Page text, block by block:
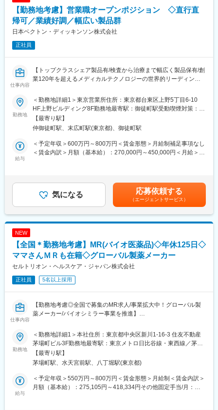
■エリアを跨ぐ転勤なし：
初任地希望だけでなく、エリアを跨いでの転勤はございません。
2ndプロジェクト以降も希望や適性に応じて、アサインを検討い
たします。
■明確な評価制度：
自身の成果や頑張りが客観的に評価され、年収に反映されます。
また、在籍年数が増えると永年勤続報奨金や四半期一時金などの
手当もアップします。つまり、やりがいや努力がきちんと報われ
【キャリアパス】
入社後は希望や経験に応じたプロジェクトに配属します。メーカ
ーからオファーを受けた場合、メーカーに転籍することも可能で
す。オファーや延長依頼があったとしても、別のプロジェクトに
談を通じて、その時々に応じたプロジェクトを提示するなどフレ
キシブルにキャリアが形成できます。その他、本社部門（マネー
【業務内容】
大手製薬会社などを中心としたクライアントのプロジェクトへの
配属です。担当エリアの医療機関（開業医、病院）を訪問して、
医師、薬剤師に課題解決するための医薬品情報を提供、副作用情
報の収集を行っていただきます。
■新薬のプロモーション
■長期収載品の市場拡大
■ジェネリック医薬品のプロモーション
※プロジェクトの状況によっては、選考保留（ご紹介できるプロジ
ェクトが出るまで保留）となる場合もございますのであらかじめ
変更の範囲：会社の定める業務
【勤務地考慮】営業職オープンポジション ◇直行直
帰可／業績好調／幅広い製品群
日本ベクトン・ディッキンソン株式会社
正社員
仕事内容
【トップクラスシェア製品有/検査から治療まで幅広く製品保有/創
業120年を超えるメディカルテクノロジーの世界的リーディング
当社はライフサイエンス分野における検査機器製品、医療機器等
を展開しているグローバル企業です。今回は当社製品のセールス
を担当いただける方を募集しています。
※ご経験、希望に応じて選考部署・エリアをご提案させていただき
ます。
ご希望を応募時に合わせてご連絡ください。
これまでのご経験やご希望に合わせてご紹介いたします。
≪配属部門一例≫
・アドバンスド ペイシェント モニタリング（血行動態モニタリン
・オンコロジー営業部
■職務詳細
※配属部署によりますが、基本的には病院、薬局などへの営業とな
ります。
・医療従事者へのトレーニングなど
■同社の魅力
・当社の診断機器は適切な治療をする上で非常に重要で、高いシ
ェアも持っているなど、医療現場のお客様から高く評価されてい
ます。検査だけに留まらず、臨床医へのフィードバックまで一貫
して携わることができるのも大きなやりがいです。また、目標達
成率だけでなく、会社として定めている注力製品に対してのイン
センティブなどもあります。
勤務地
＜勤務地詳細1＞東京営業所住所：東京都台東区上野5丁目6-10
HF上野ビルディング8F勤務地最寄駅：御徒町駅受動喫煙対策：屋
内全面禁煙＜勤務地詳細2＞全国各地住所：全国 ※ご希望の勤務地
で応相談（出張ベースでの勤務）受動喫煙対策：屋内全面禁煙変
【最寄り駅】
仲御徒町駅、末広町駅(東京都)、御徒町駅
給与
＜予定年収＞600万円～800万円＜賃金形態＞月給制補足事項なし
＜賃金内訳＞月額（基本給）：270,000円～450,000円＜月給＞
ます。賃金はあくまでも目安の金額であり、選考を通じて上下す
る可能性があります。月給(月額)は固定手当を含めた表記です。
気になる 応募依頼する
（エージェントサービス）
NEW
【全国＊勤務地考慮】MR(バイオ医薬品)◇年休125日◇
ママさんＭＲも在籍◇グローバル製薬メーカー
セルトリオン・ヘルスケア・ジャパン株式会社
正社員 5名以上採用
仕事内容
【勤務地考慮◎全国で募集のMR求人/事業拡大中！グローバル製
薬メーカー/バイオシミラー事業を推進】
バイオ医薬品を開発・製造する総合ヘルスケアグループの日本法
人である当社にて、MRを募集いたします。
■業務内容：
・MR職務の担当エリアにおいて当社製品の新規口座開設ならびに
シェアの拡大を目指す
・販売目標を達成させるために卸との協業を推進する
・担当エリア内のKOLを育成し、その地区における波及効果を目
勤務地
＜勤務地詳細1＞本社住所：東京都中央区新川1-16-3 住友不動産
茅場町ビル3F勤務地最寄駅：東京メトロ日比谷線・東西線／茅場
町駅受動喫煙対策：敷地内喫煙可能場所あり＜勤務地詳細2＞全国
住所：全国 受動喫煙対策：敷地内全面禁煙変更の範囲：会社の定
【最寄り駅】
茅場町駅、水天宮前駅、八丁堀駅(東京都)
給与
＜予定年収＞550万円～800万円＜賃金形態＞月給制＜賃金内訳＞
月額（基本給）：275,105円～418,334円その他固定手当/月：